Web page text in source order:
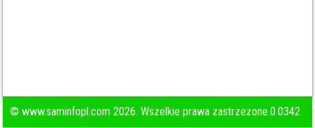
© www.saminfopl.com 2026. Wszelkie prawa zastrzezone.0.0342